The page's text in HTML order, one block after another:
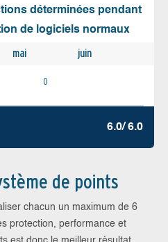
déterminées pendant
de logiciels normaux
mai juin
0
6.0/ 6.0
de points
chacun un maximum de 6
protection, performance et